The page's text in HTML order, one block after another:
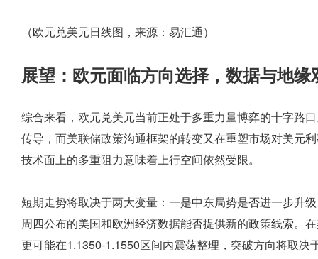
（欧元兑美元日线图，来源：易汇通）
展望：欧元面临方向选择，数据与地缘
综合来看，欧元兑美元当前正处于多重力量博弈的十字路
传导，而美联储政策沟通框架的转变又在重塑市场对美元
技术面上的多重阻力意味着上行空间依然受限。
短期走势将取决于两大变量：一是中东局势是否进一步升
周四公布的美国和欧洲经济数据能否提供新的政策线索。
更可能在1.1350-1.1550区间内震荡整理，突破方向将取决